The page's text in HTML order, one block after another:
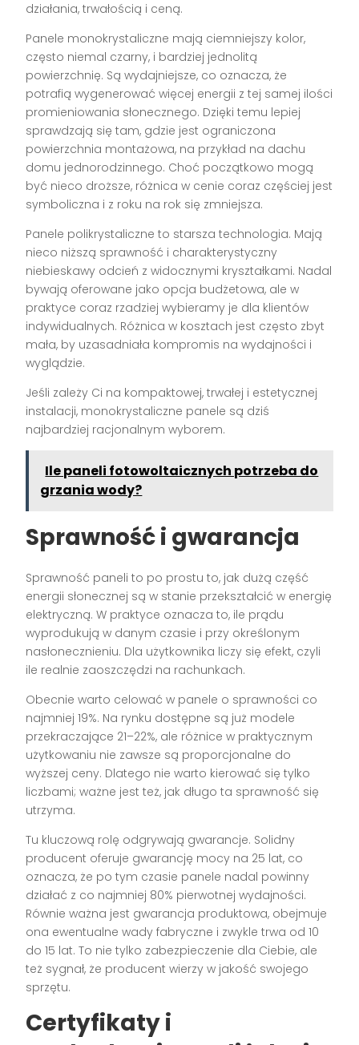
działania, trwałością i ceną.
Panele monokrystaliczne mają ciemniejszy kolor,
często niemal czarny, i bardziej jednolitą
powierzchnię. Są wydajniejsze, co oznacza, że
potrafią wygenerować więcej energii z tej samej ilości
promieniowania słonecznego. Dzięki temu lepiej
sprawdzają się tam, gdzie jest ograniczona
powierzchnia montażowa, na przykład na dachu
domu jednorodzinnego. Choć początkowo mogą
być nieco droższe, różnica w cenie coraz częściej jest
symboliczna i z roku na rok się zmniejsza.
Panele polikrystaliczne to starsza technologia. Mają
nieco niższą sprawność i charakterystyczny
niebieskawy odcień z widocznymi kryształkami. Nadal
bywają oferowane jako opcja budżetowa, ale w
praktyce coraz rzadziej wybieramy je dla klientów
indywidualnych. Różnica w kosztach jest często zbyt
mała, by uzasadniała kompromis na wydajności i
wyglądzie.
Jeśli zależy Ci na kompaktowej, trwałej i estetycznej
instalacji, monokrystaliczne panele są dziś
najbardziej racjonalnym wyborem.
Ile paneli fotowoltaicznych potrzeba do
grzania wody?
Sprawność i gwarancja
Sprawność paneli to po prostu to, jak dużą część
energii słonecznej są w stanie przekształcić w energię
elektryczną. W praktyce oznacza to, ile prądu
wyprodukują w danym czasie i przy określonym
nasłonecznieniu. Dla użytkownika liczy się efekt, czyli
ile realnie zaoszczędzi na rachunkach.
Obecnie warto celować w panele o sprawności co
najmniej 19%. Na rynku dostępne są już modele
przekraczające 21–22%, ale różnice w praktycznym
użytkowaniu nie zawsze są proporcjonalne do
wyższej ceny. Dlatego nie warto kierować się tylko
liczbami; ważne jest też, jak długo ta sprawność się
utrzyma.
Tu kluczową rolę odgrywają gwarancje. Solidny
producent oferuje gwarancję mocy na 25 lat, co
oznacza, że po tym czasie panele nadal powinny
działać z co najmniej 80% pierwotnej wydajności.
Równie ważna jest gwarancja produktowa, obejmuje
ona ewentualne wady fabryczne i zwykle trwa od 10
do 15 lat. To nie tylko zabezpieczenie dla Ciebie, ale
też sygnał, że producent wierzy w jakość swojego
sprzętu.
Certyfikaty i